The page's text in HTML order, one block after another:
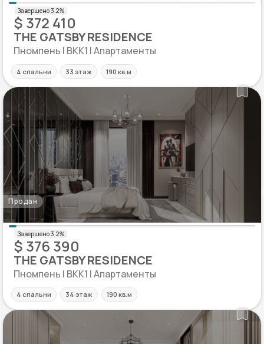
$ 372 410
THE GATSBY RESIDENCE
Пномпень | BKK1 | Апартаменты
4 спальни 33 этаж 190 кв.м
Продан
$ 376 390
THE GATSBY RESIDENCE
Пномпень | BKK1 | Апартаменты
4 спальни 34 этаж 190 кв.м